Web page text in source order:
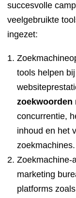
succesvolle
veelgebruikte
ingezet:
tools helpen
zoekwoorden
concurrentie,
inhoud en het
zoekmachines.
Zoekmachine-
marketing
platforms